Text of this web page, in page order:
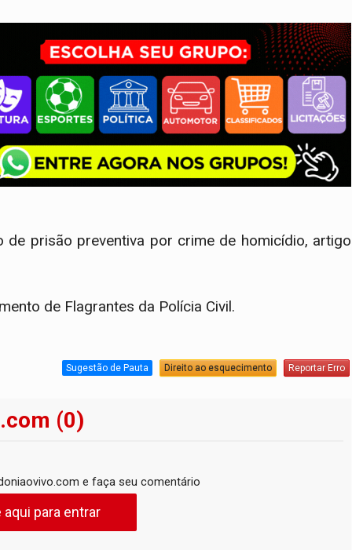
de prisão preventiva por crime de homicídio, artigo
de Flagrantes da Polícia Civil.
Sugestão de Pauta Direito ao esquecimento Reportar Erro
(0)
e faça seu comentário
aqui para entrar